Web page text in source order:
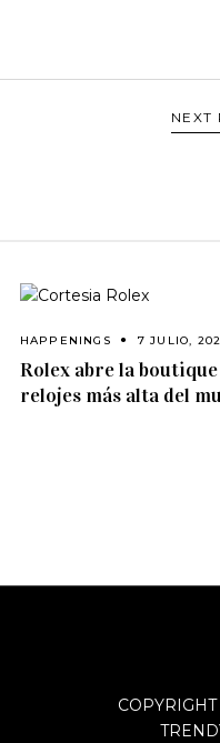
NEXT
HAPPENINGS 7 JULIO,
Rolex abre la
relojes más alta del